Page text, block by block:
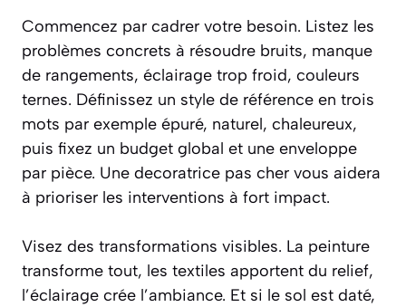
Commencez par cadrer votre besoin. Listez les
problèmes concrets à résoudre bruits, manque
de rangements, éclairage trop froid, couleurs
ternes. Définissez un style de référence en trois
mots par exemple épuré, naturel, chaleureux,
puis fixez un budget global et une enveloppe
par pièce. Une decoratrice pas cher vous aidera
à prioriser les interventions à fort impact.
Visez des transformations visibles. La peinture
transforme tout, les textiles apportent du relief,
l’éclairage crée l’ambiance. Et si le sol est daté,